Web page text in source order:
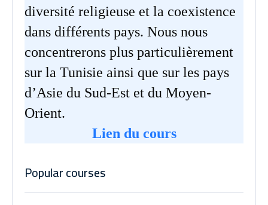
diversité religieuse et la coexistence
dans différents pays. Nous nous
concentrerons plus particulièrement
sur la Tunisie ainsi que sur les pays
d’Asie du Sud-Est et du Moyen-
Orient.
Lien du cours
Popular courses